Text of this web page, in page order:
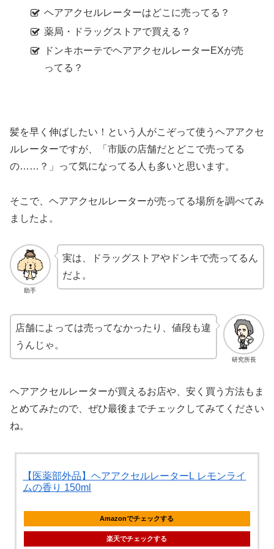
ヘアアクセルレーターはどこに売ってる？
薬局・ドラッグストアで買える？
ドンキホーテでヘアアクセルレーターEXが売
ってる？
髪を早く伸ばしたい！という人がこぞって使うヘアアクセ
ルレーターですが、「市販の店舗だとどこで売ってる
の……？」って気になってる人も多いと思います。
そこで、ヘアアクセルレーターが売ってる場所を調べてみ
ましたよ。
助手
実は、ドラッグストアやドンキで売ってるん
だよ。
研究所長
店舗によっては売ってなかったり、値段も違
うんじゃ。
ヘアアクセルレーターが買えるお店や、安く買う方法もま
とめてみたので、ぜひ最後までチェックしてみてください
ね。
【医薬部外品】ヘアアクセルレーターL レモンライ
ムの香り 150ml
Amazonでチェックする
楽天でチェックする